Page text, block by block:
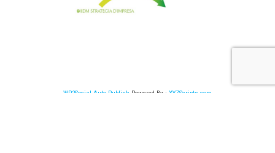
WP2Social Auto Publish Powered By : XYZScripts.com